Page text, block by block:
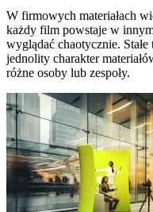
W firmowych materiałach
każdy film powstaje w
wyglądać chaotycznie.
jednolity charakter
różne osoby lub zespoły.